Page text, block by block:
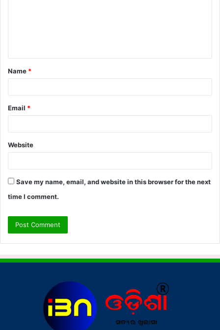
t
*
Name *
Email *
Website
Save my name, email, and website in this browser for the next
time I comment.